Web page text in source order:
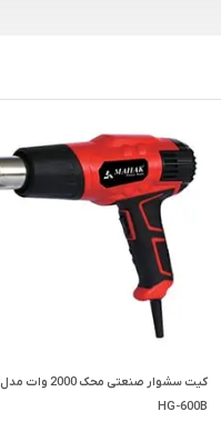
کیت سشوار صنعتی محک 2000 وات مدل
HG-600B